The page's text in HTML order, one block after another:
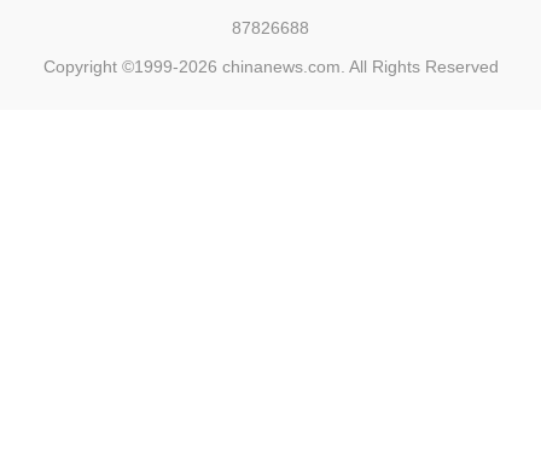
87826688
Copyright ©1999-2026 chinanews.com. All Rights Reserved